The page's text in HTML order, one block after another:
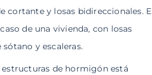
cortante y losas bidireccionales. E
de una vivienda, con losas
y escaleras.
de hormigón está